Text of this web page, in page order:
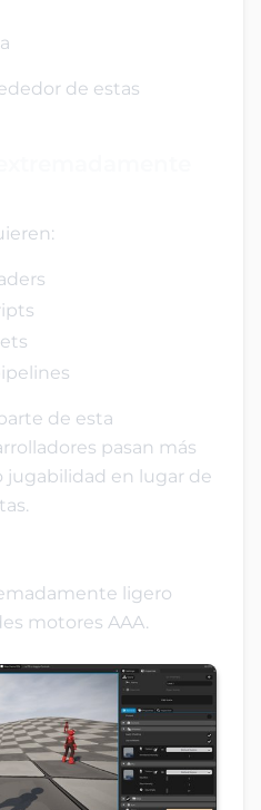
de estas
de esta
pasan más
en lugar de
ligero
motores AAA.